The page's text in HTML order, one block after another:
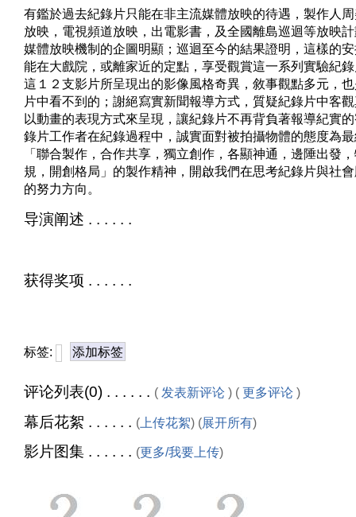
有鑑於過去紀錄片只能在非主流媒體放映的待遇，製作人
放映，電視頻道放映，出電影書，及全國離島巡迴等放映
媒體放映機制的企圖明顯；巡迴至今的結果證明，這樣的
能在大戲院，或離家近的定點，享受觀賞這一系列實驗紀
這１２支影片所呈現出的影像風格奇異，敘事觀點多元，
片中看不到的；謝絕寫實新聞報導方式，質疑紀錄片中客
以動畫的表現方式來呈現，讓紀錄片不再背負著報導紀實
錄片工作者在紀錄過程中，誠實面對被拍攝物體的態度為
「聯合製作，合作共享，獨立創作，各顯神通，邊陲出發
規，開創格局」的製作精神，開啟我們在思考紀錄片與社
的努力方向。
导演阐述 . . . . . .
获得奖项 . . . . . .
标签: 添加标签
评论列表(0) . . . . . . ( 发表新评论 ) ( 更多评论 )
幕后花絮 . . . . . . ( 上传花絮) (展开所有)
影片图集 . . . . . . (更多/我要上传)